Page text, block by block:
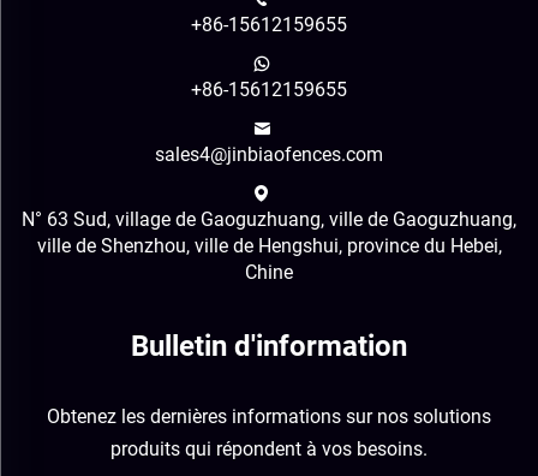
+86-15612159655
+86-15612159655
sales4@jinbiaofences.com
N° 63 Sud, village de Gaoguzhuang, ville de Gaoguzhuang,
ville de Shenzhou, ville de Hengshui, province du Hebei,
Chine
Bulletin d'information
Obtenez les dernières informations sur nos solutions
produits qui répondent à vos besoins.